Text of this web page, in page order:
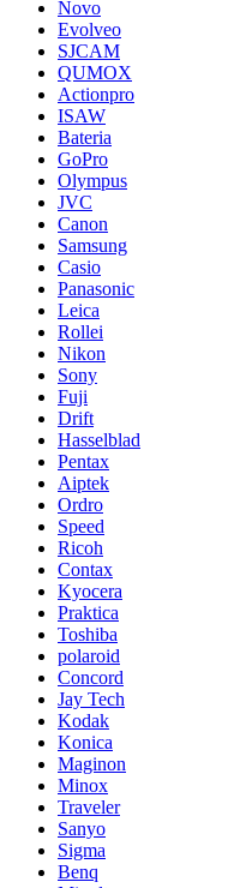
Novo
Evolveo
SJCAM
QUMOX
Actionpro
ISAW
Bateria
GoPro
Olympus
JVC
Canon
Samsung
Casio
Panasonic
Leica
Rollei
Nikon
Sony
Fuji
Drift
Hasselblad
Pentax
Aiptek
Ordro
Speed
Ricoh
Contax
Kyocera
Praktica
Toshiba
polaroid
Concord
Jay Tech
Kodak
Konica
Maginon
Minox
Traveler
Sanyo
Sigma
Benq